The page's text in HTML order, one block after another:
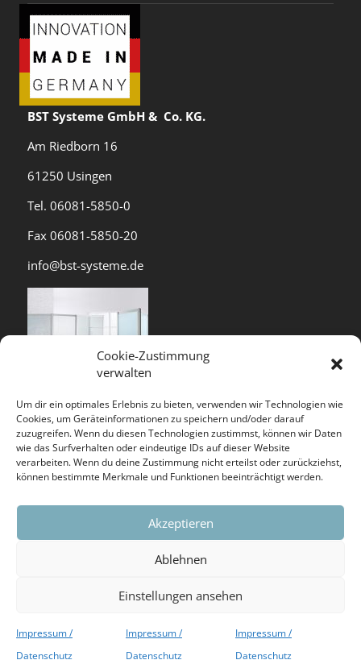
Cookie-Zustimmung
verwalten
Um dir ein optimales Erlebnis zu bieten, verwenden wir Technologien wie
Cookies, um Geräteinformationen zu speichern und/oder darauf
zuzugreifen. Wenn du diesen Technologien zustimmst, können wir Daten
wie das Surfverhalten oder eindeutige IDs auf dieser Website
verarbeiten. Wenn du deine Zustimmung nicht erteilst oder zurückziehst,
können bestimmte Merkmale und Funktionen beeinträchtigt werden.
Akzeptieren
Ablehnen
Einstellungen ansehen
Impressum /
Datenschutz
Impressum /
Datenschutz
Impressum /
Datenschutz
BST Systeme GmbH & Co. KG.
Am Riedborn 16
61250 Usingen
Tel. 06081-5850-0
Fax 06081-5850-20
info@bst-systeme.de
BST SYSTEME GMBH & CO. KG
wurde von ECOVADIS 2019 mit einer Bronze-
Weiter lesen….
Copyright 2026 BST-Systeme